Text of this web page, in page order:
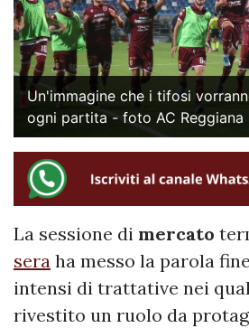
Un'immagine che i tifosi
ogni partita - foto AC Reggiana
La sessione di mercato
sera ha messo la parola
intensi di trattative nei
rivestito un ruolo da